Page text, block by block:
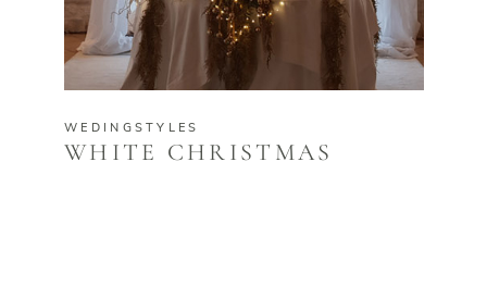
WEDINGSTYLES
WHITE CHRISTMAS